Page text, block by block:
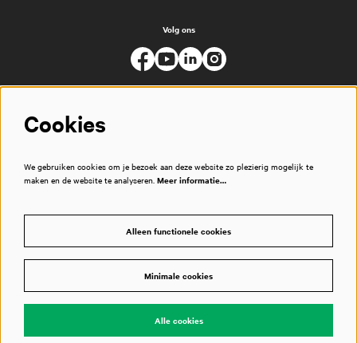
Volg ons
Cookies
We gebruiken cookies om je bezoek aan deze website zo plezierig mogelijk te
maken en de website te analyseren. Meer informatie…
Alleen functionele cookies
Minimale cookies
Alle cookies